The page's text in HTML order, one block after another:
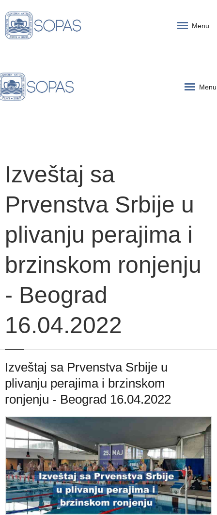
Menu
Menu
Izveštaj sa
Prvenstva Srbije u
plivanju perajima i
brzinskom ronjenju
- Beograd
16.04.2022
Izveštaj sa Prvenstva Srbije u
plivanju perajima i brzinskom
ronjenju - Beograd 16.04.2022